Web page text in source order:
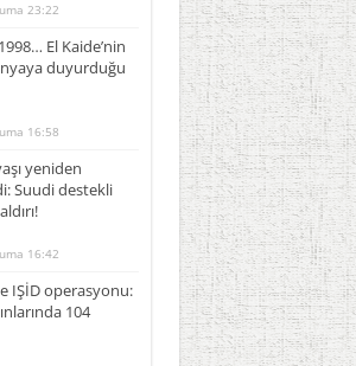
23:22
El Kaide’nin
duyurduğu
16:58
yeniden
Suudi destekli
16:42
IŞİD operasyonu:
104